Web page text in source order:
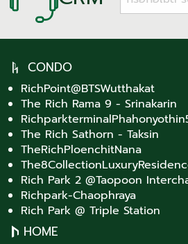
CONDO
RichPoint@BTSWutthakat
The Rich Rama 9 - Srinakarin
The Rich Sathorn - Taksin
TheRichPloenchitNana
Rich Park 2 @Taopoon
Richpark-Chaophraya
Rich Park @ Triple Station
HOME